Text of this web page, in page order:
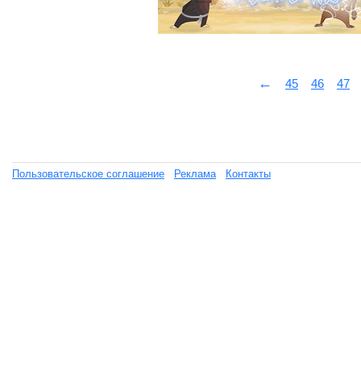
← 45 46 47
Пользовательское соглашение Реклама Контакты